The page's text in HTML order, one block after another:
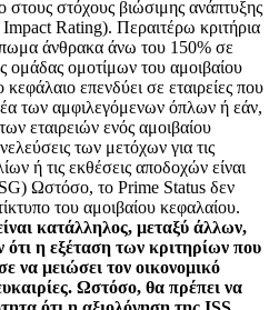
στους στόχους βιώσιμης ανάπτυξης
Rating). Περαιτέρω κριτήρια
άνθρακα άνω του 150% σε
ομάδας ομοτίμων του αμοιβαίου
επενδύει σε εταιρείες που
των αμφιλεγόμενων όπλων ή εάν,
εταιρειών ενός αμοιβαίου
των μετόχων για τις
ή τις εκθέσεις αποδοχών είναι
Ωστόσο, το Prime Status δεν
του αμοιβαίου κεφαλαίου.
κατάλληλος, μεταξύ άλλων,
ότι η εξέταση των κριτηρίων που
να μειώσει τον οικονομικό
Ωστόσο, θα πρέπει να